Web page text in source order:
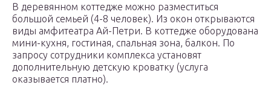
В деревянном коттедже можно разместиться
большой семьей (4-8 человек). Из окон открываются
виды амфитеатра Ай-Петри. В коттедже оборудована
мини-кухня, гостиная, спальная зона, балкон. По
запросу сотрудники комплекса установят
дополнительную детскую кроватку (услуга
оказывается платно).